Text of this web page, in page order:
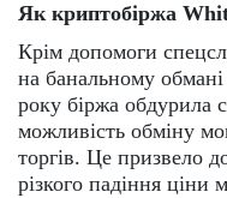
Як криптобіржа
Крім допомоги
на банальному
року біржа обдурила
можливість обміну
торгів. Це призвело
різкого падіння ціни